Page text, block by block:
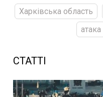
Харківська область
атака
СТАТТІ